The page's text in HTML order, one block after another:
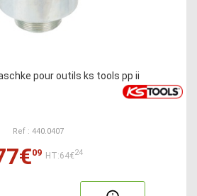
pour outils ks tools pp ii
Ref : 440.0407
09 HT:64€24